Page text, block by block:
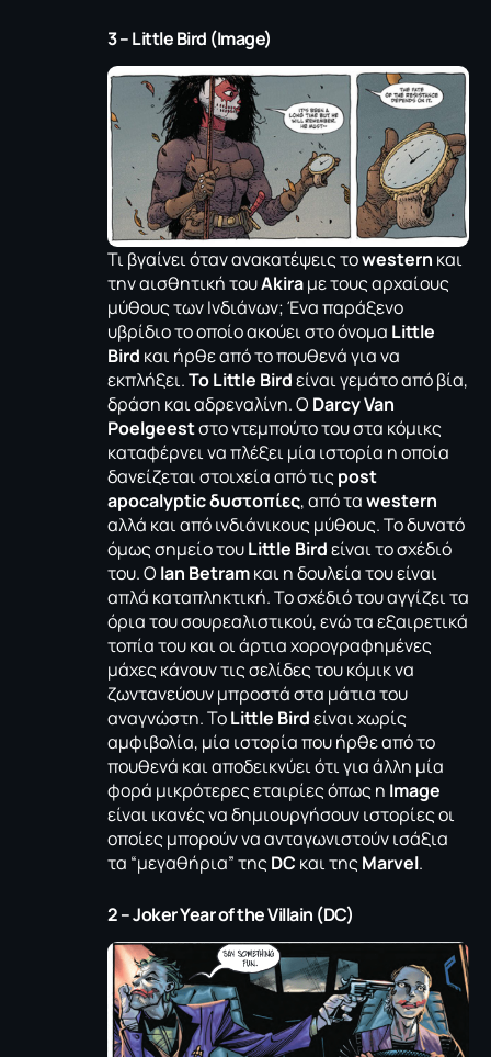
3 – Little Bird (Image)
Τι βγαίνει όταν ανακατέψεις τοwestern και
την αισθητική τουAkiraμε τους αρχαίους
μύθους των Ινδιάνων; Ένα παράξενο
υβρίδιο το οποίο ακούει στο όνομα Little
Bird και ήρθε από το πουθενά για να
εκπλήξει.Το Little Birdείναι γεμάτο από βία,
δράση και αδρεναλίνη. Ο Darcy Van
Poelgeestστο ντεμπούτο του στα κόμικς
καταφέρνει να πλέξει μία ιστορία η οποία
δανείζεται στοιχεία από τιςpost
apocalypticδυστοπίες, από ταwestern
αλλά και από ινδιάνικους μύθους. Το δυνατό
όμως σημείο τουLittle Birdείναι το σχέδιό
του. O Ian Betramκαι η δουλεία του είναι
απλά καταπληκτική. Το σχέδιό του αγγίζει τα
όρια του σουρεαλιστικού, ενώ τα εξαιρετικά
τοπία του και οι άρτια χορογραφημένες
μάχες κάνουν τις σελίδες του κόμικ να
ζωντανεύουν μπροστά στα μάτια του
αναγνώστη. ΤοLittle Birdείναι χωρίς
αμφιβολία, μία ιστορία που ήρθε από το
πουθενά και αποδεικνύει ότι για άλλη μία
φορά μικρότερες εταιρίες όπως η Image
είναι ικανές να δημιουργήσουν ιστορίες οι
οποίες μπορούν να ανταγωνιστούν ισάξια
τα “μεγαθήρια” τηςDC και τηςMarvel.
2 – Joker Year of the Villain (DC)